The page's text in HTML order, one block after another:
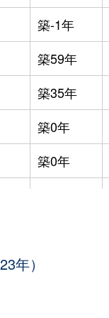
築-1年
築59年
築35年
築0年
築0年
年）